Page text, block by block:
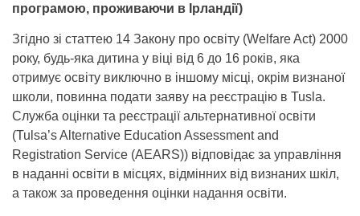
програмою, проживаючи в Ірландії)
Згідно зі статтею 14 Закону про освіту (Welfare Act) 2000
року, будь-яка дитина у віці від 6 до 16 років, яка
отримує освіту виключно в іншому місці, окрім визнаної
школи, повинна подати заяву на реєстрацію в Tusla.
Служба оцінки та реєстрації альтернативної освіти
(Tulsa’s Alternative Education Assessment and
Registration Service (AEARS)) відповідає за управління
в наданні освіти в місцях, відмінних від визнаних шкіл,
а також за проведення оцінки надання освіти.